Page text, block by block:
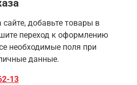
добавьте товары в
переход к оформлению
необходимые поля при
данные.
13